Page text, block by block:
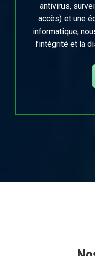
antivirus,
accès) et une
informatique,
l’intégrité et la